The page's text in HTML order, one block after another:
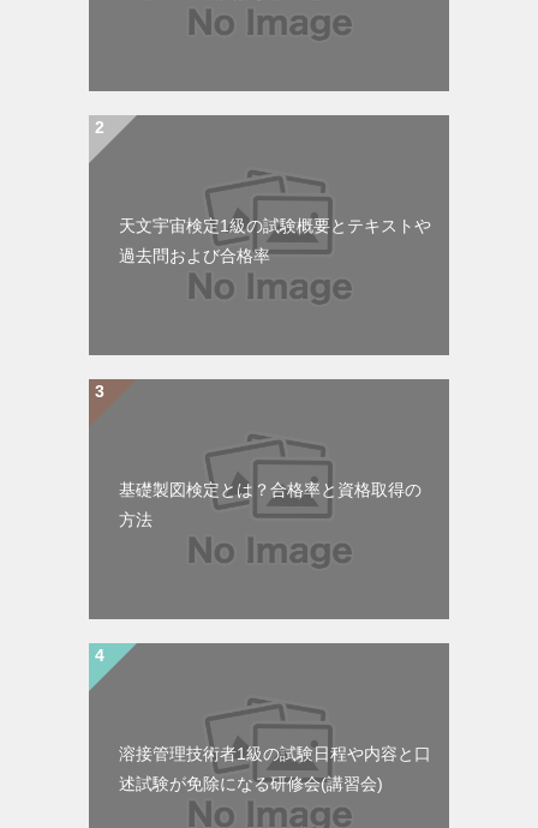
天文宇宙検定1級の試験概要とテキストや
過去問および合格率
基礎製図検定とは？合格率と資格取得の
方法
溶接管理技術者1級の試験日程や内容と口
述試験が免除になる研修会(講習会)